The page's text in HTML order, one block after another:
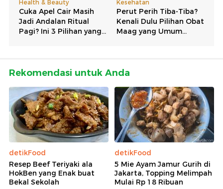
Rekomendasi untuk Anda
detikFood
Resep Beef Teriyaki ala
HokBen yang Enak buat
Bekal Sekolah
detikFood
5 Mie Ayam Jamur Gurih di
Jakarta, Topping Melimpah
Mulai Rp 18 Ribuan